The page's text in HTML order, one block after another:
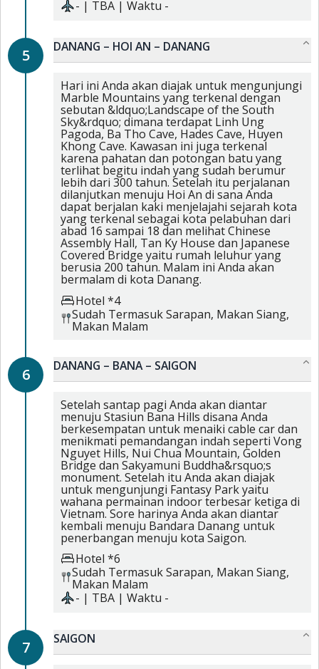
- | TBA | Waktu -
5 DANANG – HOI AN – DANANG
Hari ini Anda akan diajak untuk mengunjungi
Marble Mountains yang terkenal dengan
sebutan &ldquo;Landscape of the South
Sky&rdquo; dimana terdapat Linh Ung
Pagoda, Ba Tho Cave, Hades Cave, Huyen
Khong Cave. Kawasan ini juga terkenal
karena pahatan dan potongan batu yang
terlihat begitu indah yang sudah berumur
lebih dari 300 tahun. Setelah itu perjalanan
dilanjutkan menuju Hoi An di sana Anda
dapat berjalan kaki menjelajahi sejarah kota
yang terkenal sebagai kota pelabuhan dari
abad 16 sampai 18 dan melihat Chinese
Assembly Hall, Tan Ky House dan Japanese
Covered Bridge yaitu rumah leluhur yang
berusia 200 tahun. Malam ini Anda akan
bermalam di kota Danang.
Hotel *4
Sudah TermasukSarapan, Makan Siang,
Makan Malam
6 DANANG – BANA – SAIGON
Setelah santap pagi Anda akan diantar
menuju Stasiun Bana Hills disana Anda
berkesempatan untuk menaiki cable car dan
menikmati pemandangan indah seperti Vong
Nguyet Hills, Nui Chua Mountain, Golden
Bridge dan Sakyamuni Buddha&rsquo;s
monument. Setelah itu Anda akan diajak
untuk mengunjungi Fantasy Park yaitu
wahana permainan indoor terbesar ketiga di
Vietnam. Sore harinya Anda akan diantar
kembali menuju Bandara Danang untuk
penerbangan menuju kota Saigon.
Hotel *6
Sudah TermasukSarapan, Makan Siang,
Makan Malam
- | TBA | Waktu -
7 SAIGON